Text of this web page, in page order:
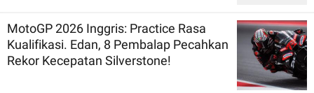
MotoGP 2026 Inggris: Practice Rasa
Kualifikasi. Edan, 8 Pembalap Pecahkan
Rekor Kecepatan Silverstone!